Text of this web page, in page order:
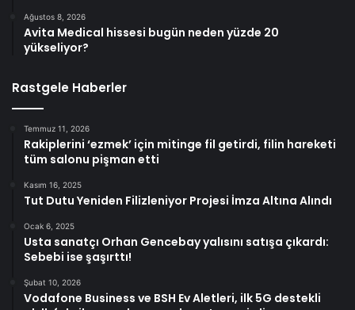
Ağustos 8, 2026
Avita Medical hissesi bugün neden yüzde 20
yükseliyor?
Rastgele Haberler
Temmuz 11, 2026
Rakiplerini ‘ezmek’ için mitinge fil getirdi, filin hareketi
tüm salonu pişman etti
Kasım 16, 2025
Tut Dutu Yeniden Filizleniyor Projesi İmza Altına Alındı
Ocak 6, 2025
Usta sanatçı Orhan Gencebay yalısını satışa çıkardı:
Sebebi ise şaşırttı!
Şubat 10, 2026
Vodafone Business ve BSH Ev Aletleri, ilk 5G destekli